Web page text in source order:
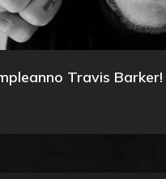
Travis Barker!